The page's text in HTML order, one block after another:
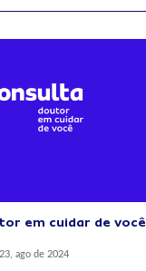
em cuidar de você
23, ago de 2024